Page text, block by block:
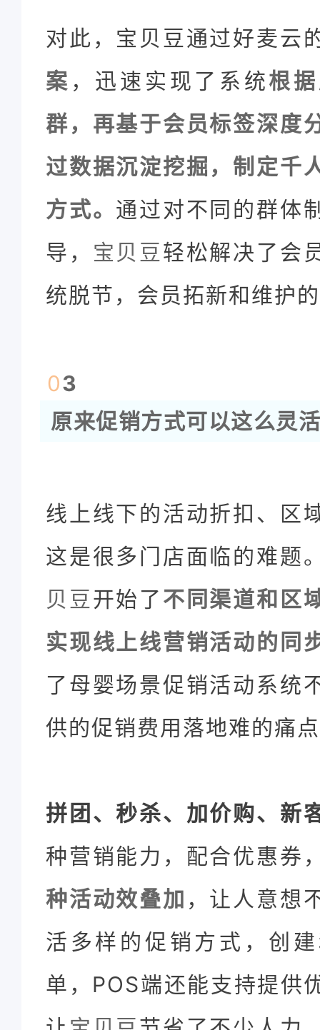
对此，宝贝豆通过好麦云
案 ，迅速实现了系统根
群，再基于会员标签深度
过数据沉淀挖掘，制定千
方式。 通过对不同的群体
导， 宝贝豆轻松解决了会
统脱节，会员拓新和维护
03
原来促销方式可以这么灵
线上线下的活动折扣、区
这是很多门店面临的难题
贝豆开始了不同渠道和区
实现线上线营销活动的同
了母婴场景促销活动系统
供的促销费用落地难的痛
拼团、秒杀、加价购、新
种营销能力，配合优惠券
种活动效叠加 ，让人意想
活多样的促销方式，创
单，POS端还能支持提供